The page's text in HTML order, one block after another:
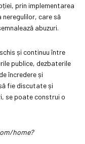
prin implementarea
care să
abuzuri.
și continuu între
publice, dezbaterile
încredere și
fie discutate și
se poate construi o
home?